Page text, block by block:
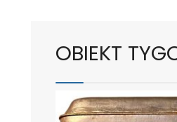
OBIEKT